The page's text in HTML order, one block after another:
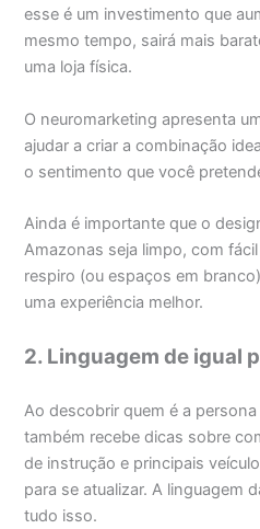
esse é um investimento que
mesmo tempo, sairá mais
uma loja física.
O neuromarketing apresenta
ajudar a criar a combinação
o sentimento que você
Ainda é importante que o
Amazonas seja limpo, com
respiro (ou espaços em
uma experiência melhor.
2. Linguagem de igual
Ao descobrir quem é a
também recebe dicas sobre
de instrução e principais
para se atualizar. A linguagem
tudo isso.